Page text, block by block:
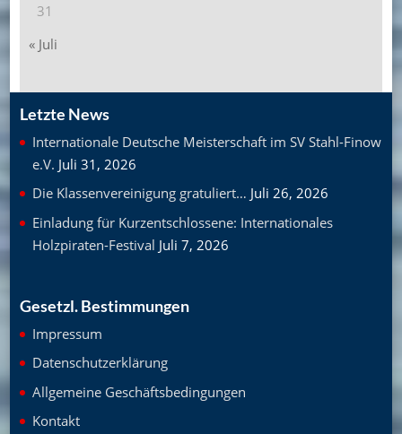
31
« Juli
Letzte News
Internationale Deutsche Meisterschaft im SV Stahl-Finow
e.V. Juli 31, 2026
Die Klassenvereinigung gratuliert… Juli 26, 2026
Einladung für Kurzentschlossene: Internationales
Holzpiraten-Festival Juli 7, 2026
Gesetzl. Bestimmungen
Impressum
Datenschutzerklärung
Allgemeine Geschäftsbedingungen
Kontakt